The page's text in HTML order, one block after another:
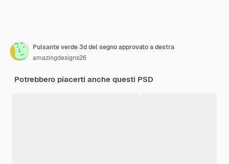
Pulsante verde 3d del segno approvato a destra
amazingdesigns26
Potrebbero piacerti anche questi PSD